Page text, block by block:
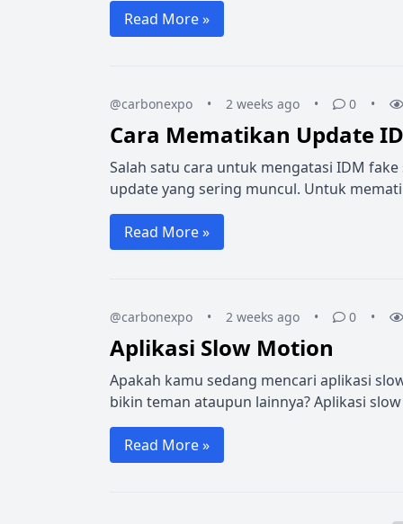
Read More »
@carbonexpo • 2 weeks ago • 0 •
Cara Mematikan Update
Salah satu cara untuk mengatasi IDM
update yang sering muncul. Untuk
Read More »
@carbonexpo • 2 weeks ago • 0 •
Aplikasi Slow Motion
Apakah kamu sedang mencari aplikasi
bikin teman ataupun lainnya? Aplikasi
Read More »